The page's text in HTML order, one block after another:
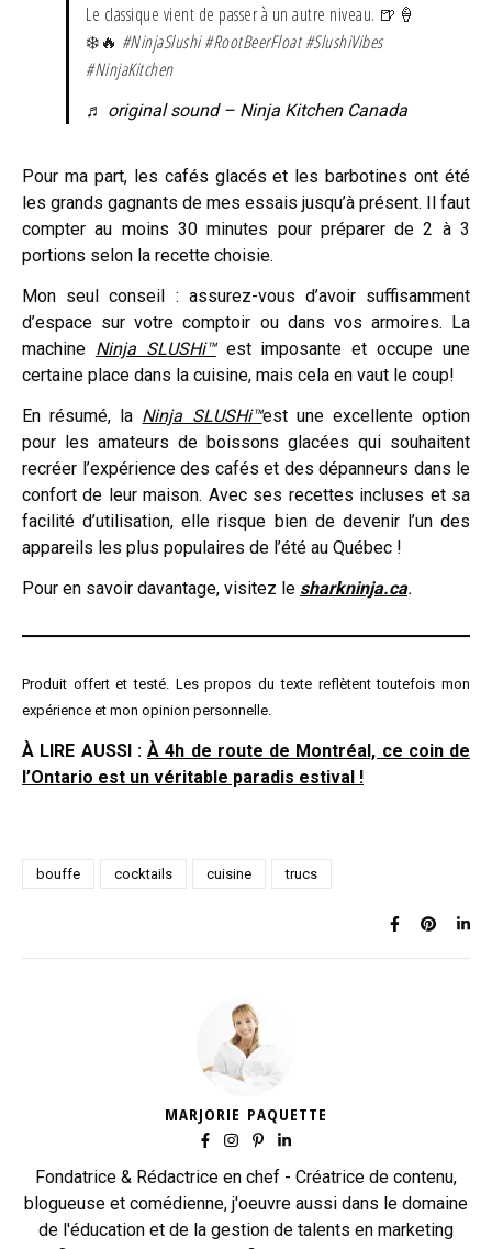
Le classique vient de passer à un autre niveau. 🍺🍦
❄️🔥 #NinjaSlushi #RootBeerFloat #SlushiVibes
#NinjaKitchen
♬ original sound – Ninja Kitchen Canada
Pour ma part, les cafés glacés et les barbotines ont été
les grands gagnants de mes essais jusqu’à présent. Il faut
compter au moins 30 minutes pour préparer de 2 à 3
portions selon la recette choisie.
Mon seul conseil : assurez-vous d’avoir suffisamment
d’espace sur votre comptoir ou dans vos armoires. La
machine Ninja SLUSHi™est imposante et occupe une
certaine place dans la cuisine, mais cela en vaut le coup!
En résumé, la Ninja SLUSHi™est une excellente option
pour les amateurs de boissons glacées qui souhaitent
recréer l’expérience des cafés et des dépanneurs dans le
confort de leur maison. Avec ses recettes incluses et sa
facilité d’utilisation, elle risque bien de devenir l’un des
appareils les plus populaires de l’été au Québec !
Pour en savoir davantage, visitez le sharkninja.ca.
Produit offert et testé. Les propos du texte reflètent toutefois mon
expérience et mon opinion personnelle.
À LIRE AUSSI : À 4h de route de Montréal, ce coin de
l’Ontario est un véritable paradis estival !
bouffe cocktails cuisine trucs
MARJORIE PAQUETTE
Fondatrice & Rédactrice en chef - Créatrice de contenu,
blogueuse et comédienne, j'oeuvre aussi dans le domaine
de l'éducation et de la gestion de talents en marketing